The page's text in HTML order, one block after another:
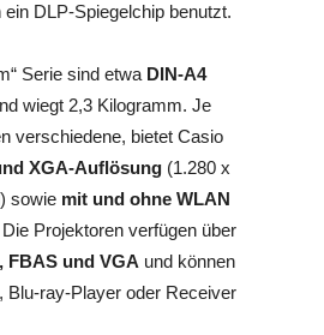
DLP-Spiegelchip benutzt.
Serie sind etwa DIN-A4
wiegt 2,3 Kilogramm. Je
verschiedene, bietet Casio
XGA-Auflösung (1.280 x
sowie mit und ohne WLAN
Projektoren verfügen über
FBAS und VGA und können
Blu-ray-Player oder Receiver